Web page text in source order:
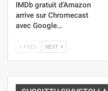
IMDb gratuit d’Amazon
arrive sur Chromecast
avec Google…
PREV NEXT